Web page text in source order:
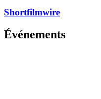
Shortfilmwire
Événements